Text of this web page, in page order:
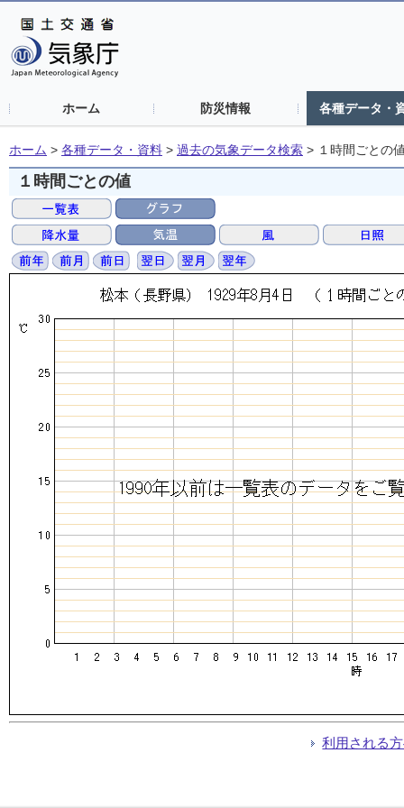
ホーム 防災情報 各種データ・
ホーム > 各種データ・資料 > 過去の気象データ検索 > １時間ごとの
１時間ごとの値
利用される